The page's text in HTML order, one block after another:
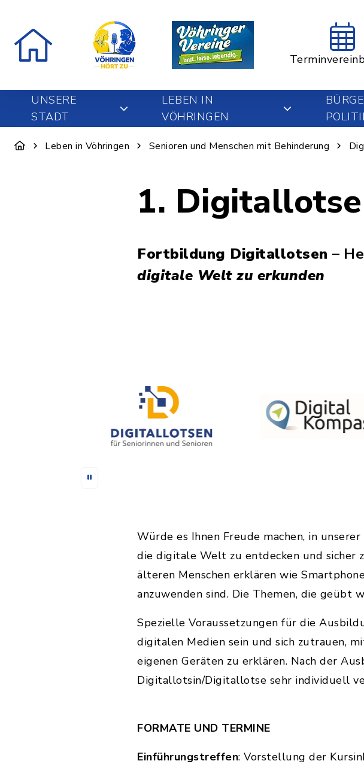
UNSERE
STADT
LEBEN IN
VÖHRINGEN
Leben in Vöhringen Senioren und Menschen mit Behinderung
1.
Fortbildung Digitallotsen–
digitale Welt zu erkunden
Würde es Ihnen Freude machen, in
die digitale Welt zu entdecken und sicher
älteren Menschen erklären wie
anzuwenden sind. Die Themen, die geübt
Spezielle Voraussetzungen für die
digitalen Medien sein und sich zutrauen,
eigenen Geräten zu erklären. Nach der
Digitallotsin/Digitallotse sehr individuell
FORMATE UND TERMINE
Einführungstreffen: Vorstellung der